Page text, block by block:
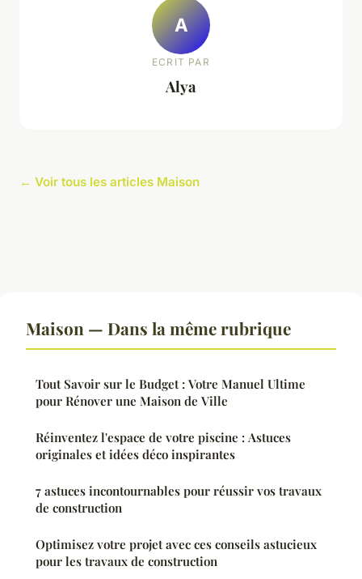
A
ECRIT PAR
Alya
← Voir tous les articles Maison
Maison — Dans la même rubrique
Tout Savoir sur le Budget : Votre Manuel Ultime
pour Rénover une Maison de Ville
Réinventez l'espace de votre piscine : Astuces
originales et idées déco inspirantes
7 astuces incontournables pour réussir vos travaux
de construction
Optimisez votre projet avec ces conseils astucieux
pour les travaux de construction